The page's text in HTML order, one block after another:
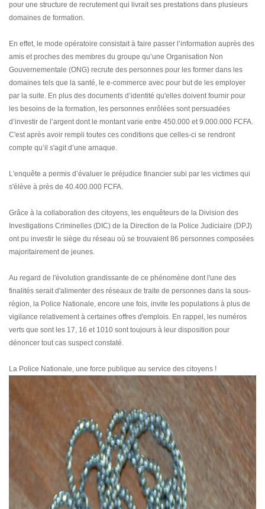
pour une structure de recrutement qui livrait ses prestations dans plusieurs
domaines de formation.
En effet, le mode opératoire consistait à faire passer l’information auprès des
amis et proches des membres du groupe qu’une Organisation Non
Gouvernementale (ONG) recrute des personnes pour les former dans les
domaines tels que la santé, le e-commerce avec pour but de les employer
par la suite. En plus des documents d’identité qu'elles doivent fournir pour
les besoins de la formation, les personnes enrôlées sont persuadées
d’investir de l’argent dont le montant varie entre 450.000 et 9.000.000 FCFA.
C'est après avoir rempli toutes ces conditions que celles-ci se rendront
compte qu’il s'agit d’une arnaque.
L'enquête a permis d’évaluer le préjudice financier subi par les victimes qui
s'élève à près de 40.400.000 FCFA.
Grâce à la collaboration des citoyens, les enquêteurs de la Division des
Investigations Criminelles (DIC) de la Direction de la Police Judiciaire (DPJ)
ont pu investir le siège du réseau où se trouvaient 86 personnes composées
majoritairement de jeunes.
Au regard de l'évolution grandissante de ce phénomène dont l'une des
finalités serait d'alimenter des réseaux de traite de personnes dans la sous-
région, la Police Nationale, encore une fois, invite les populations à plus de
vigilance relativement à certaines offres d'emplois. En rappel, les numéros
verts que sont les 17, 16 et 1010 sont toujours à leur disposition pour
dénoncer tout cas suspect constaté.
La Police Nationale, une force publique au service des citoyens !